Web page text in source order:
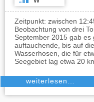
Zeitpunkt: zwischen
Beobachtung von drei
September 2015 gab es
auftauchende, bis auf
Wasserhosen, die für
Seegebiet lag etwa 20
weiterlesen…